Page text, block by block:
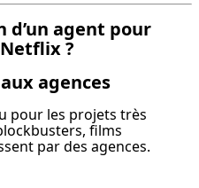
d’un agent pour
?
agences
pour les projets très
films
par des agences.